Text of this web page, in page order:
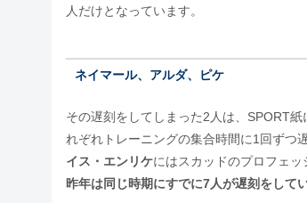
人だけとなっています。
ネイマール、アルダ、ピケ
その遅刻をしてしまった2人は、SPORT紙
れぞれトレーニングの集合時間に1回ずつ
イス・エンリケにはスカッドのプロフェッ
昨年は同じ時期にすでに7人が遅刻をして